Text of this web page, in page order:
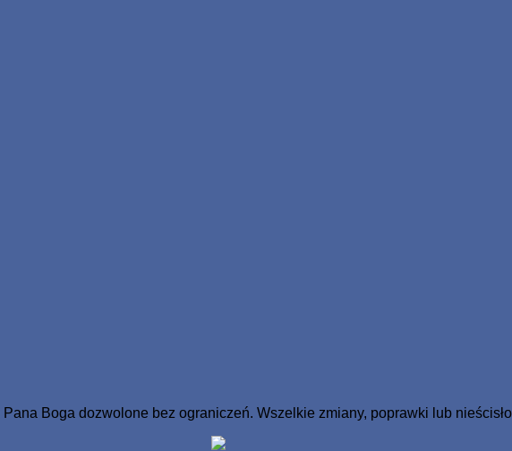
Boga dozwolone bez ograniczeń. Wszelkie zmiany, poprawki lub